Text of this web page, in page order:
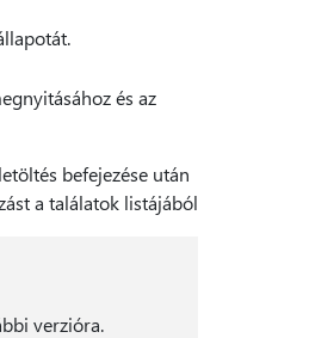
és az
befejezése után
a találatok listájából
verzióra.